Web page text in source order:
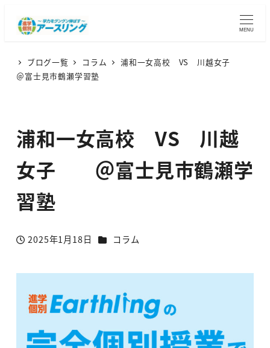
MENU
ブログ一覧 コラム
浦和一女高校 VS 川越女子
＠富士見市鶴瀬学習塾
浦和一女高校 VS 川越
女子 ＠富士見市鶴瀬学
習塾
投稿日
2025年1月18日 カテゴリー
コラム